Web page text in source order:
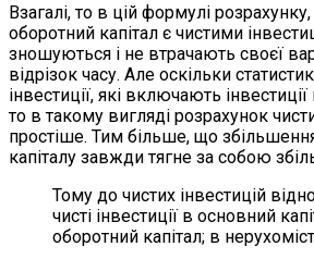
Взагалі, то в цій формулі розрахунку,
оборотний капітал є чистими
зношуються і не втрачають своєї
відрізок часу. Але оскільки
інвестиції, які включають
то в такому вигляді розрахунок
простіше. Тим більше, що
капіталу завжди тягне за собою
Тому до чистих інвестицій
чисті інвестиції в основний
оборотний капітал; в